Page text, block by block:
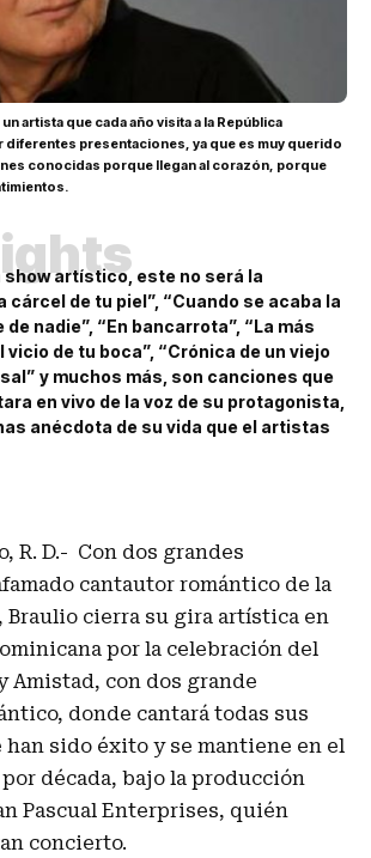
artista que cada año visita a la República
diferentes presentaciones, ya que es muy querido
conocidas porque llegan al corazón, porque
show artístico, este no será la
cárcel de tu piel”, “Cuando se acaba la
de nadie”, “En bancarrota”, “La más
vicio de tu boca”, “Crónica de un viejo
sal” y muchos más, son canciones que
en vivo de la voz de su protagonista,
anécdota de su vida que el artistas
R. D.- Con dos grandes
cantautor romántico de la
Braulio cierra su gira artística en
por la celebración del
Amistad, con dos grande
donde cantará todas sus
han sido éxito y se mantiene en el
década, bajo la producción
Pascual Enterprises, quién
concierto.